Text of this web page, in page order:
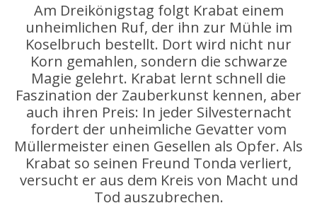
Am Dreikönigstag folgt Krabat einem
unheimlichen Ruf, der ihn zur Mühle im
Koselbruch bestellt. Dort wird nicht nur
Korn gemahlen, sondern die schwarze
Magie gelehrt. Krabat lernt schnell die
Faszination der Zauberkunst kennen, aber
auch ihren Preis: In jeder Silvesternacht
fordert der unheimliche Gevatter vom
Müllermeister einen Gesellen als Opfer. Als
Krabat so seinen Freund Tonda verliert,
versucht er aus dem Kreis von Macht und
Tod auszubrechen.